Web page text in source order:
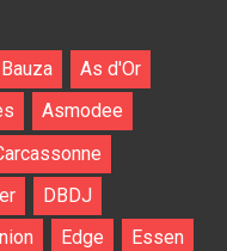
As d'Or
Asmodee
DBDJ
Edge Essen